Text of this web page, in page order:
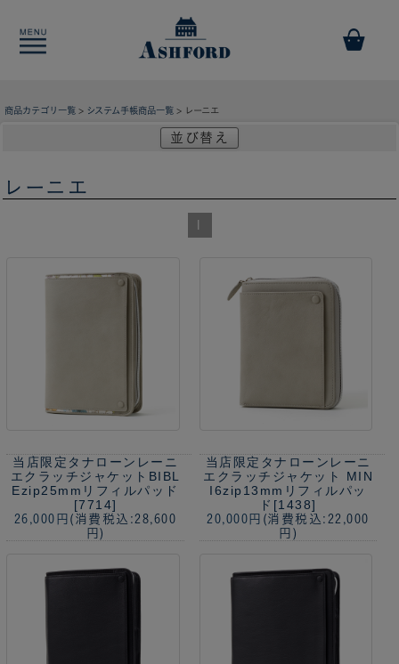
商品カテゴリ一覧 > システム手帳商品一覧 > レーニエ
並び替え
レーニエ
1
当店限定 タナローンレーニ
エクラッチジャケットBIBL
Ezip25mmリフィルパッド
[7714]
26,000円 (消費税込:28,600
円)
当店限定 タナローンレーニ
エクラッチジャケット MIN
I6zip13mmリフィルパッ
ド[1438]
20,000円 (消費税込:22,000
円)